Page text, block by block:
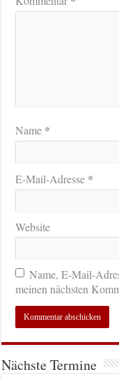
Name *
E-Mail-Adresse *
Website
Name, E-Mail-
meinen nächsten
Nächste Termine